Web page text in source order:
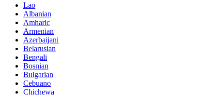
Lao
Albanian
Amharic
Armenian
Azerbaijani
Belarusian
Bengali
Bosnian
Bulgarian
Cebuano
Chichewa